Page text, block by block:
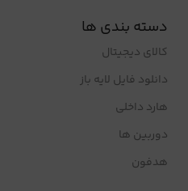
دسته بندی ها
کالای دیجیتال
دانلود فایل لایه باز
هارد داخلی
دوربین ها
هدفون